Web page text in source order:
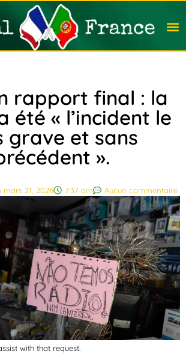
rapport final : la
été « l’incident le
grave et sans
».
mars 21, 2026 7:37 am Aucun commentaire
with that request.